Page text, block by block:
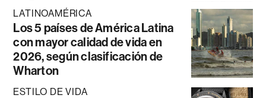
LATINOAMÉRICA
Los 5 países de América Latina
con mayor calidad de vida en
2026, según clasificación de
Wharton
ESTILO DE VIDA